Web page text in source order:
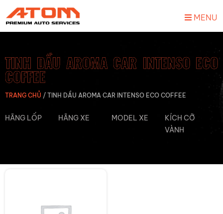
MENU
TINH DẦU AROMA CAR INTENSO ECO
COFFEE
TRANG CHỦ / TINH DẦU AROMA CAR INTENSO ECO COFFEE
HÃNG LỐP HÃNG XE MODEL XE
KÍCH CỠ
VÀNH